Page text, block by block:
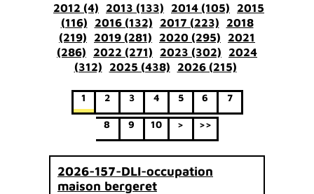
2012 (4) 2013 (133) 2014 (105)
2015
(116)
2016 (132) 2017 (223)
2018
(219)
2019 (281) 2020 (295)
2021
(286)
2022 (271) 2023 (302)
2024
(312)
2025 (438) 2026 (215)
1 2 3 4 5 6 7
8 9 10 > >>
2026-157-DLI-occupation
maison bergeret